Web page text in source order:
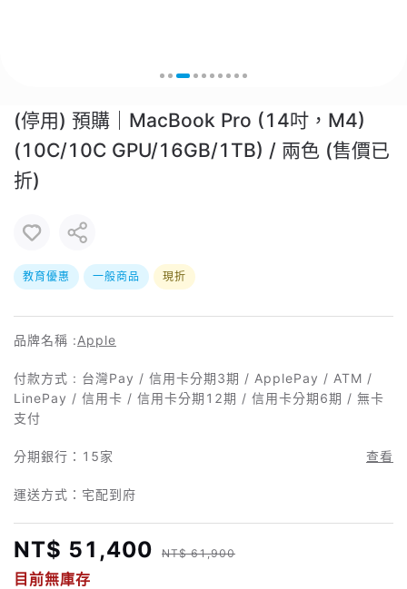
(停用) 預購｜MacBook Pro (14吋，M4)
(10C/10C GPU/16GB/1TB) / 兩色 (售價已
折)
教育優惠 一般商品 現折
品牌名稱 :Apple
付款方式 : 台灣Pay / 信用卡分期3期 / ApplePay / ATM /
LinePay / 信用卡 / 信用卡分期12期 / 信用卡分期6期 / 無卡
支付
分期銀行： 15家 查看
運送方式：宅配到府
NT$ 51,400 NT$ 61,900
目前無庫存